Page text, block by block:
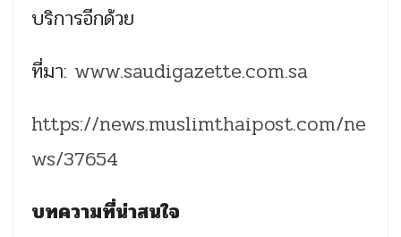
บริการอีกด้วย
ที่มา: www.saudigazette.com.sa
https://news.muslimthaipost.com/ne
ws/37654
บทความที่น่าสนใจ